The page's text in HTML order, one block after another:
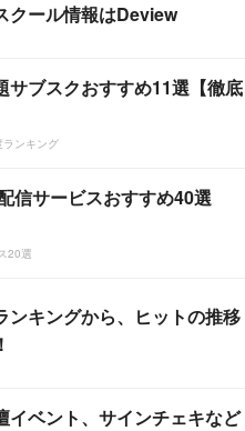
クール情報はDeview
サブスクおすすめ11選【徹底
ランキング
信サービスおすすめ40選
20選
ンキングから、ヒットの推移
イベント、サインチェキなど